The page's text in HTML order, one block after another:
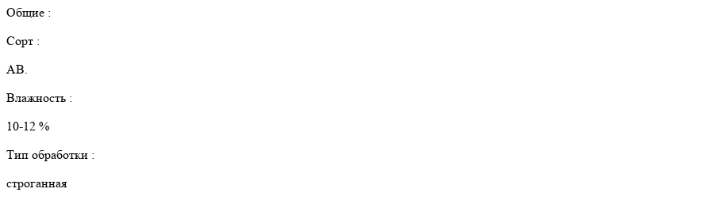
Общие :
Сорт :
АВ.
Влажность :
10-12 %
Тип обработки :
строганная